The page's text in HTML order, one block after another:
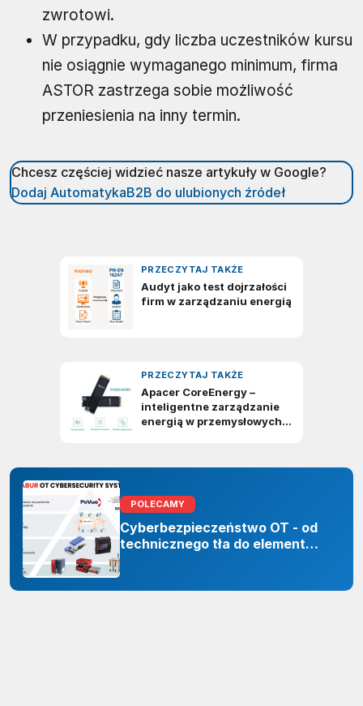
zwrotowi.
W przypadku, gdy liczba uczestników kursu
nie osiągnie wymaganego minimum, firma
ASTOR zastrzega sobie możliwość
przeniesienia na inny termin.
Chcesz częściej widzieć nasze artykuły w Google?
Dodaj AutomatykaB2B do ulubionych źródeł
POLECAMY
Cyberbezpieczeństwo OT - od
technicznego tła do elementu